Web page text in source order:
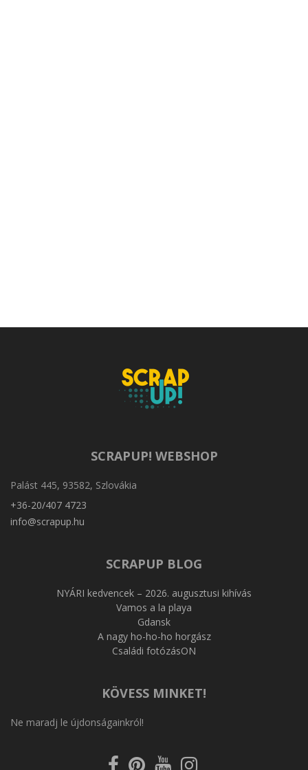
SCRAPUP! WEBSHOP
Palást 445, 93582, Szlovákia
+36-20/407 4723
info@scrapup.hu
SCRAPUP BLOG
NYÁRI kedvencek – 2026. augusztusi kihívás
Vamos a la playa
Gdansk
A nagy ho-ho-ho horgász
Családi fotózásON
KÖVESS MINKET!
Ne maradj le újdonságainkról!
KövessKövessKövessKövess